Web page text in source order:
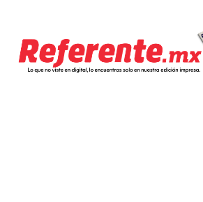
PRIVACY POLICY
NEWSLETTER